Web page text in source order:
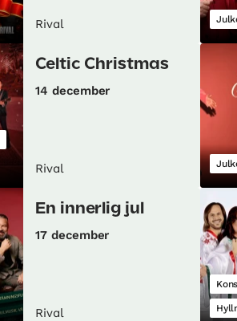
Rival
Celtic Christmas
14 december
Rival
En innerlig jul
17 december
Rival